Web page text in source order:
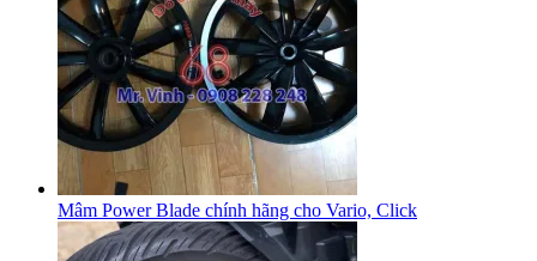
Mâm Power Blade chính hãng cho Vario, Click